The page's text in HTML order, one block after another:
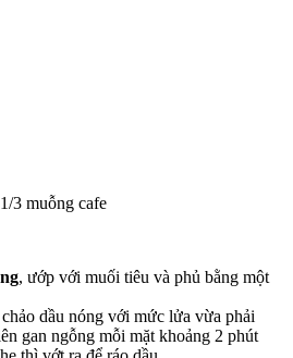
3 muỗng cafe
, ướp với muối tiêu và phủ bằng một
dầu nóng với mức lửa vừa phải
gan ngỗng mỗi mặt khoảng 2 phút